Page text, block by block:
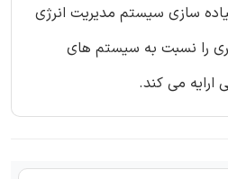
سازی سیستم مدیریت انرژی
را نسبت به سیستم های
ارایه می کند.